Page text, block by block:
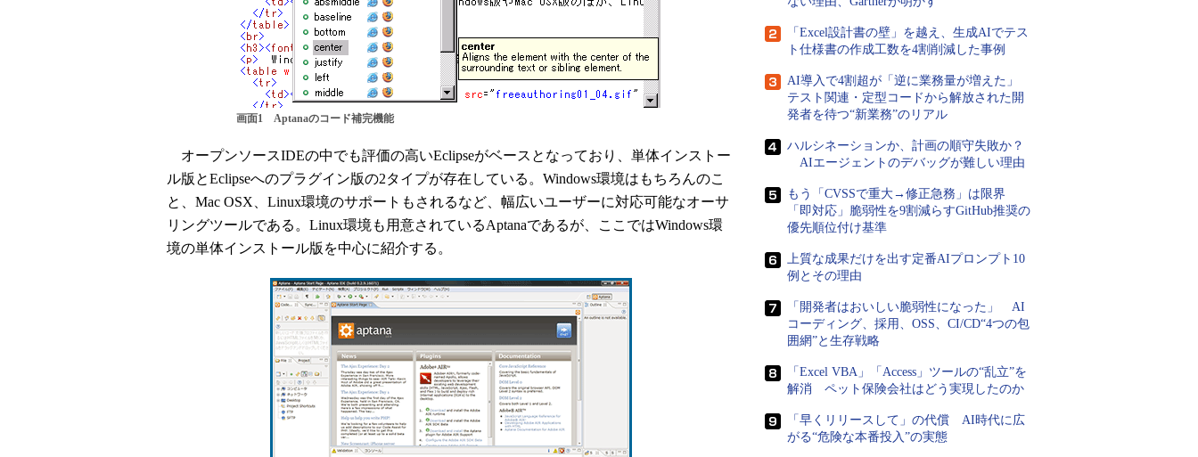
画面1 Aptanaのコード補完機能
オープンソースIDEの中でも評価の高いEclipseがベースとなっており、単体インストー
ル版とEclipseへのプラグイン版の2タイプが存在している。Windows環境はもちろんのこ
と、Mac OSX、Linux環境のサポートもされるなど、幅広いユーザーに対応可能なオーサ
リングツールである。Linux環境も用意されているAptanaであるが、ここではWindows環
境の単体インストール版を中心に紹介する。
「Excel設計書の壁」を越え、生成AIでテス
ト仕様書の作成工数を4割削減した事例
AI導入で4割超が「逆に業務量が増えた」
テスト関連・定型コードから解放された開
発者を待つ“新業務”のリアル
ハルシネーションか、計画の順守失敗か？
AIエージェントのデバッグが難しい理由
もう「CVSSで重大→修正急務」は限界
「即対応」脆弱性を9割減らすGitHub推奨の
優先順位付け基準
上質な成果だけを出す定番AIプロンプト10
例とその理由
「開発者はおいしい脆弱性になった」 AI
コーディング、採用、OSS、CI/CD“4つの包
囲網”と生存戦略
「Excel VBA」「Access」ツールの“乱立”を
解消 ペット保険会社はどう実現したのか
「早くリリースして」の代償 AI時代に広
がる“危険な本番投入”の実態